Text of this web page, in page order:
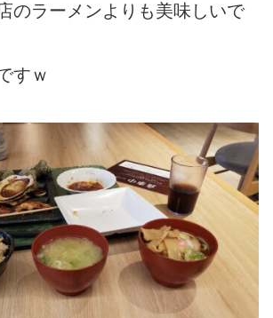
のラーメンよりも美味しいで
すｗ